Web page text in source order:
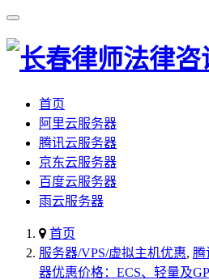
首页
阿里云服务器
腾讯云服务器
京东云服务器
百度云服务器
雨云服务器
首页
服务器/VPS/虚拟主机优惠, 腾
器优惠价格：ECS、轻量及